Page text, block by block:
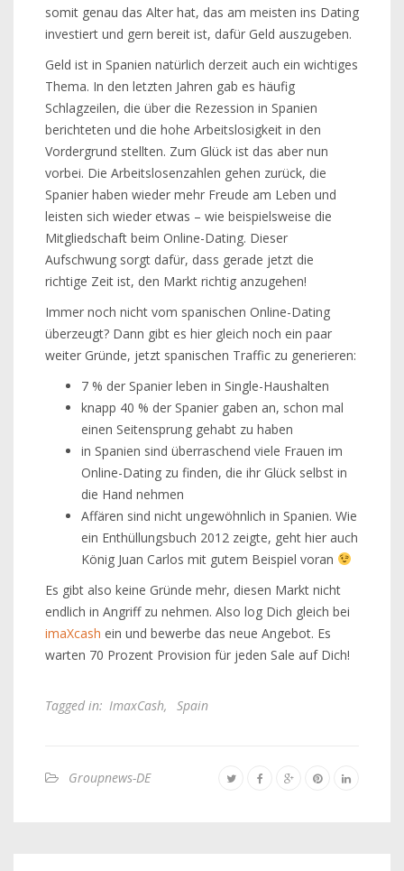
somit genau das Alter hat, das am meisten ins Dating
investiert und gern bereit ist, dafür Geld auszugeben.
Geld ist in Spanien natürlich derzeit auch ein wichtiges
Thema. In den letzten Jahren gab es häufig
Schlagzeilen, die über die Rezession in Spanien
berichteten und die hohe Arbeitslosigkeit in den
Vordergrund stellten. Zum Glück ist das aber nun
vorbei. Die Arbeitslosenzahlen gehen zurück, die
Spanier haben wieder mehr Freude am Leben und
leisten sich wieder etwas – wie beispielsweise die
Mitgliedschaft beim Online-Dating. Dieser
Aufschwung sorgt dafür, dass gerade jetzt die
richtige Zeit ist, den Markt richtig anzugehen!
Immer noch nicht vom spanischen Online-Dating
überzeugt? Dann gibt es hier gleich noch ein paar
weiter Gründe, jetzt spanischen Traffic zu generieren:
7 % der Spanier leben in Single-Haushalten
knapp 40 % der Spanier gaben an, schon mal
einen Seitensprung gehabt zu haben
in Spanien sind überraschend viele Frauen im
Online-Dating zu finden, die ihr Glück selbst in
die Hand nehmen
Affären sind nicht ungewöhnlich in Spanien. Wie
ein Enthüllungsbuch 2012 zeigte, geht hier auch
König Juan Carlos mit gutem Beispiel voran
Es gibt also keine Gründe mehr, diesen Markt nicht
endlich in Angriff zu nehmen. Also log Dich gleich bei
imaXcash ein und bewerbe das neue Angebot. Es
warten 70 Prozent Provision für jeden Sale auf Dich!
Tagged in: ImaxCash, Spain
Groupnews-DE